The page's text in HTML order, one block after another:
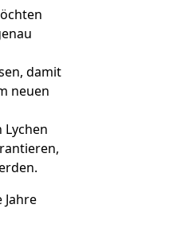
damit
neuen